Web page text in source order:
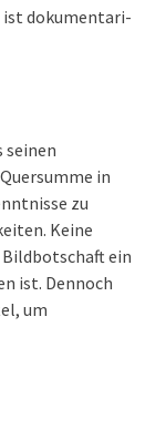
ist do­ku­men­ta­ri­
seinen
in
zu
Keine
Bildbotschaft ein
ist. Dennoch
um